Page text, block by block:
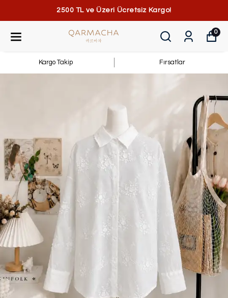
2500 TL ve Üzeri Ücretsiz Kargo!
0
Kargo Takip Fırsatlar